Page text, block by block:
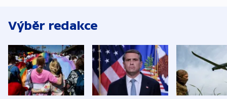
Výběr redakce